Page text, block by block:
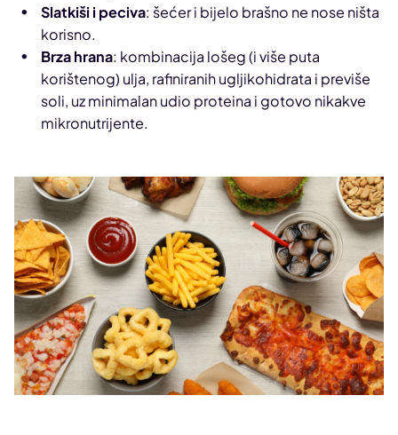
Slatkiši i peciva: šećer i bijelo brašno ne nose ništa
korisno.
Brza hrana: kombinacija lošeg (i više puta
korištenog) ulja, rafiniranih ugljikohidrata i previše
soli, uz minimalan udio proteina i gotovo nikakve
mikronutrijente.